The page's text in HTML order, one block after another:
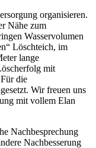
organisieren.
Nähe zum
Wasservolumen
Löschteich, im
lange
mit
die
Wir freuen uns
mit vollem Elan
Nachbesprechung
Nachbesserung